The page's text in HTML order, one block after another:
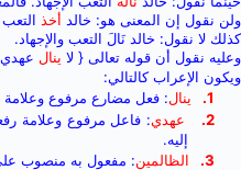
ولن نقول إن المعنى هو: خالد أخذ التعب
كذلك لا نقول: خالد نَالَ التعب والإجهاد.
وعليه نقول أن قوله تعالى { لا ينال عهدي
ويكون الإعراب كالتالي:
1.
ينال: فعل مضارع مرفوع وعلامة
2.
عهدي: فاعل مرفوع وعلامة
إليه.
3.
الظالمين: مفعول به منصوب على